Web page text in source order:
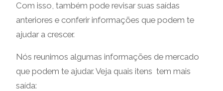
Com isso, também pode revisar suas saídas
anteriores e conferir informações que podem te
ajudar a crescer.
Nós reunimos algumas informações de mercado
que podem te ajudar. Veja quais itens tem mais
saída: